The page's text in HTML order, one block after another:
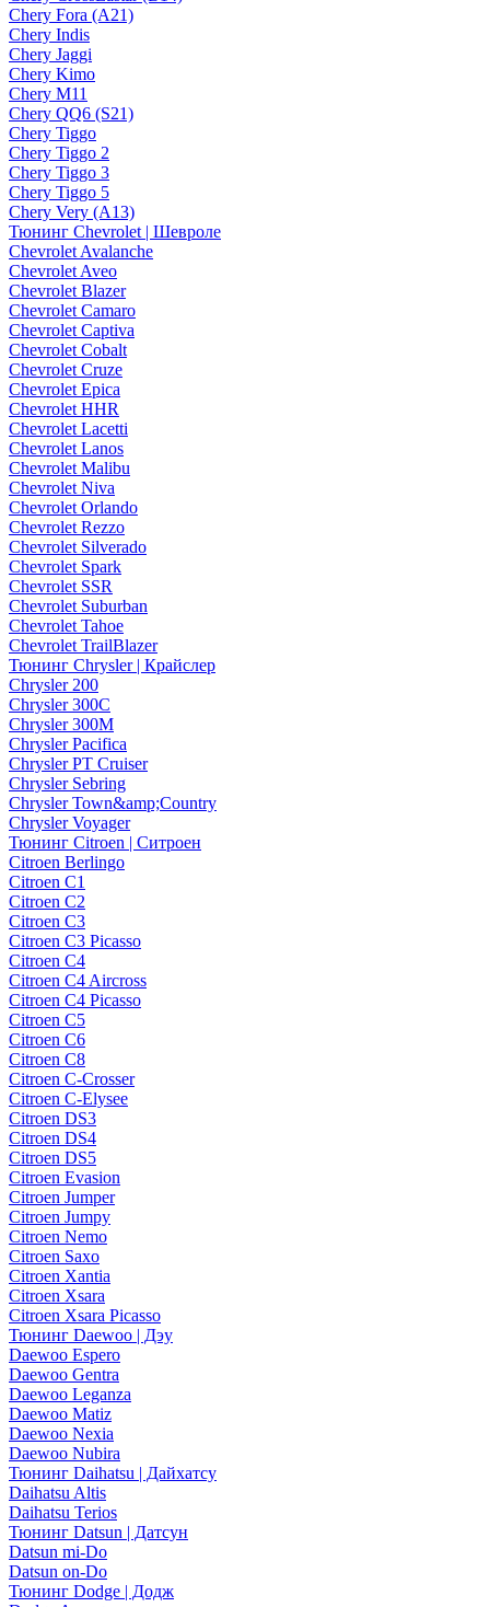
Chery Fora (A21)
Chery Indis
Chery Jaggi
Chery Kimo
Chery M11
Chery QQ6 (S21)
Chery Tiggo
Chery Tiggo 2
Chery Tiggo 3
Chery Tiggo 5
Chery Very (A13)
Тюнинг Chevrolet | Шевроле
Chevrolet Avalanche
Chevrolet Aveo
Chevrolet Blazer
Chevrolet Camaro
Chevrolet Captiva
Chevrolet Cobalt
Chevrolet Cruze
Chevrolet Epica
Chevrolet HHR
Chevrolet Lacetti
Chevrolet Lanos
Chevrolet Malibu
Chevrolet Niva
Chevrolet Orlando
Chevrolet Rezzo
Chevrolet Silverado
Chevrolet Spark
Chevrolet SSR
Chevrolet Suburban
Chevrolet Tahoe
Chevrolet TrailBlazer
Тюнинг Chrysler | Крайслер
Chrysler 200
Chrysler 300C
Chrysler 300M
Chrysler Pacifica
Chrysler PT Cruiser
Chrysler Sebring
Chrysler Town&amp;Country
Chrysler Voyager
Тюнинг Citroen | Ситроен
Citroen Berlingo
Citroen C1
Citroen C2
Citroen C3
Citroen C3 Picasso
Citroen C4
Citroen C4 Aircross
Citroen C4 Picasso
Citroen C5
Citroen C6
Citroen C8
Citroen C-Crosser
Citroen C-Elysee
Citroen DS3
Citroen DS4
Citroen DS5
Citroen Evasion
Citroen Jumper
Citroen Jumpy
Citroen Nemo
Citroen Saxo
Citroen Xantia
Citroen Xsara
Citroen Xsara Picasso
Тюнинг Daewoo | Дэу
Daewoo Espero
Daewoo Gentra
Daewoo Leganza
Daewoo Matiz
Daewoo Nexia
Daewoo Nubira
Тюнинг Daihatsu | Дайхатсу
Daihatsu Altis
Daihatsu Terios
Тюнинг Datsun | Датсун
Datsun mi-Do
Datsun on-Do
Тюнинг Dodge | Додж